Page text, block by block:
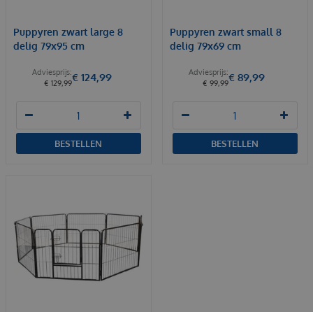
Puppyren zwart large 8
delig 79x95 cm
€ 129,99€ 124,99
BESTELLEN
Puppyren zwart small 8
delig 79x69 cm
€ 99,99€ 89,99
BESTELLEN